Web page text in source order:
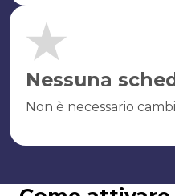
Nessuna
Non è necessario